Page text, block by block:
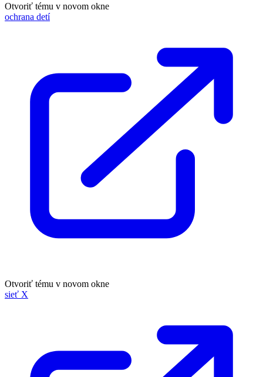
Otvoriť tému v novom okne
ochrana detí
Otvoriť tému v novom okne
sieť X